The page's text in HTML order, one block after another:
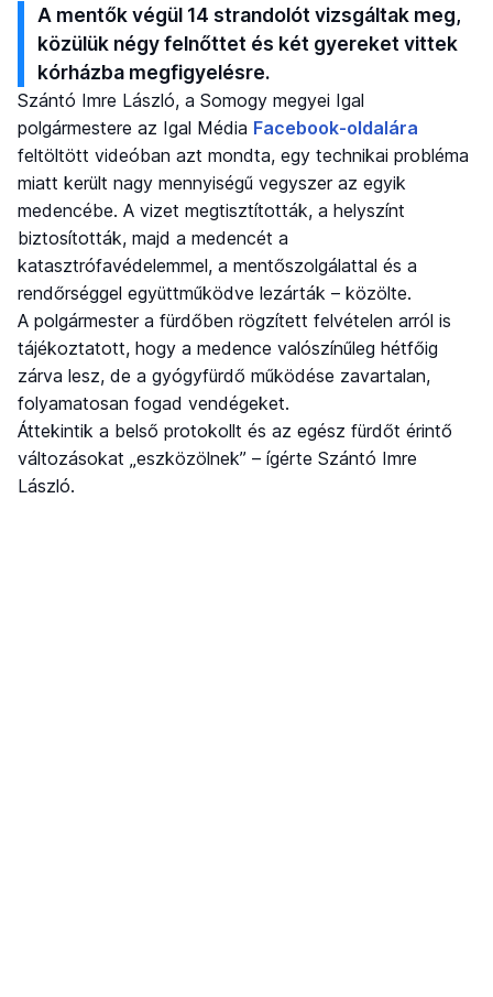
A mentők végül 14 strandolót vizsgáltak meg,
közülük négy felnőttet és két gyereket vittek
kórházba megfigyelésre.
Szántó Imre László, a Somogy megyei Igal
polgármestere az Igal Média Facebook-oldalára
feltöltött videóban azt mondta, egy technikai probléma
miatt került nagy mennyiségű vegyszer az egyik
medencébe. A vizet megtisztították, a helyszínt
biztosították, majd a medencét a
katasztrófavédelemmel, a mentőszolgálattal és a
rendőrséggel együttműködve lezárták – közölte.
A polgármester a fürdőben rögzített felvételen arról is
tájékoztatott, hogy a medence valószínűleg hétfőig
zárva lesz, de a gyógyfürdő működése zavartalan,
folyamatosan fogad vendégeket.
Áttekintik a belső protokollt és az egész fürdőt érintő
változásokat „eszközölnek” – ígérte Szántó Imre
László.